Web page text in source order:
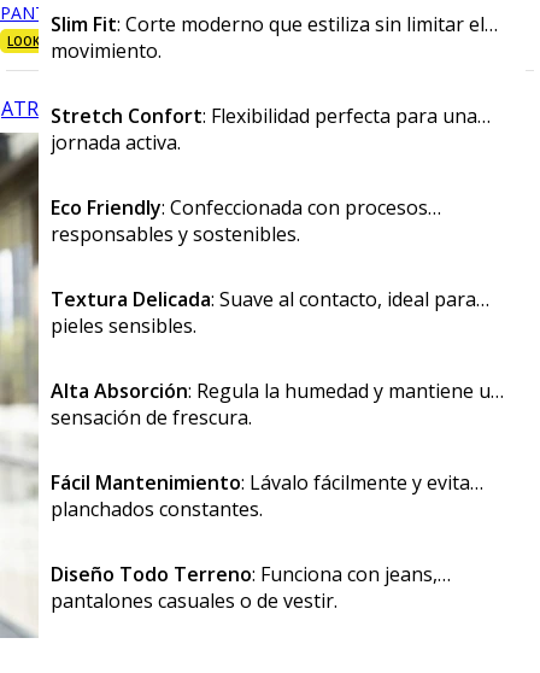
PANTALÓN DE VESTIR
LOOKS
ATRÁS
Slim Fit: Corte moderno que estiliza sin limitar el
movimiento.
Stretch Confort: Flexibilidad perfecta para una
jornada activa.
Eco Friendly: Confeccionada con procesos
responsables y sostenibles.
Textura Delicada: Suave al contacto, ideal para
pieles sensibles.
Alta Absorción: Regula la humedad y mantiene una
sensación de frescura.
Fácil Mantenimiento: Lávalo fácilmente y evita
planchados constantes.
Diseño Todo Terreno: Funciona con jeans,
pantalones casuales o de vestir.